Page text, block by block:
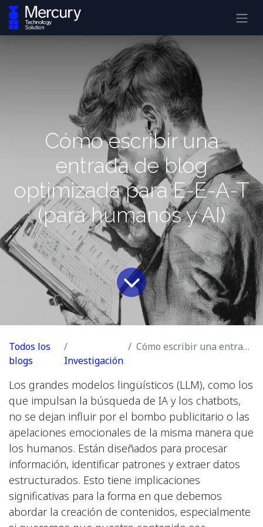
Cómo escribir una
entrada de blog
optimizada para E-E-A-T
(para humanos y AI)
Todos los
blogs
Investigación
Cómo escribir una entrada de blog optimizada para E-E-A-T (para humanos y AI)
Los grandes modelos lingüísticos (LLM), como los
que impulsan la búsqueda de IA y los chatbots,
no se dejan influir por el bombo publicitario o las
apelaciones emocionales de la misma manera que
los humanos. Están diseñados para procesar
información, identificar patrones y extraer datos
estructurados. Esto tiene implicaciones
significativas para la forma en que debemos
abordar la creación de contenidos, especialmente